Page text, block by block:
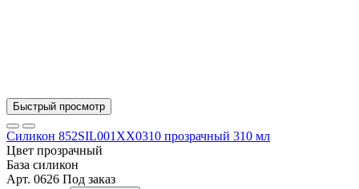
Быстрый просмотр
Силикон 852SIL001XX0310 прозрачный 310 мл
Цвет прозрачный
База силикон
Арт. 0626 Под заказ